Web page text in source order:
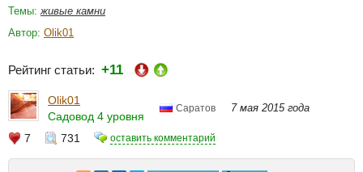
Темы: живые камни
Автор: Olik01
Рейтинг статьи: +11
Olik01
Садовод 4 уровня
Саратов 7 мая 2015 года
7 731 оставить комментарий